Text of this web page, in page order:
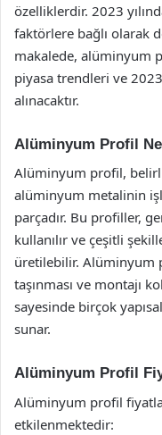
özelliklerdir. 2023
faktörlere bağlı olarak
makalede, alüminyum
piyasa trendleri ve
alınacaktır.
Alüminyum Profil
Alüminyum profil,
alüminyum metalinin
parçadır. Bu profiller,
kullanılır ve çeşitli
üretilebilir. Alüminyum
taşınması ve montajı
sayesinde birçok
sunar.
Alüminyum Profil
Alüminyum profil
etkilenmektedir: